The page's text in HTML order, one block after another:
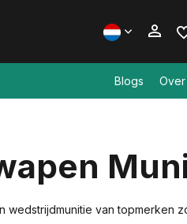
Blogs
van topmerken